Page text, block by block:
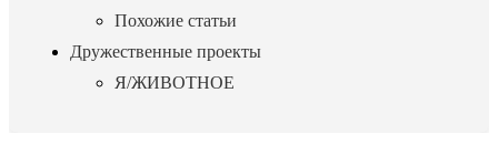
Похожие статьи
Дружественные проекты
Я/ЖИВОТНОЕ